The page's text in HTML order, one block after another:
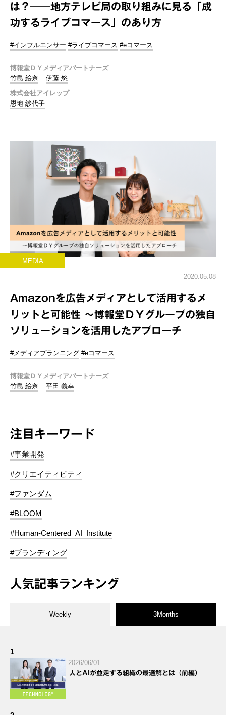
は？──地方テレビ局の取り組みに見る「成
功するライブコマース」のあり方
#インフルエンサー #ライブコマース #eコマース
博報堂ＤＹメディアパートナーズ
竹島 絵奈
伊藤 悠
株式会社アイレップ
恩地 紗代子
MEDIA
2020.05.08
Amazonを広告メディアとして活用するメ
リットと可能性 ～博報堂ＤＹグループの独自
ソリューションを活用したアプローチ
#メディアプランニング #eコマース
博報堂ＤＹメディアパートナーズ
竹島 絵奈
平田 義幸
注目キーワード
#事業開発
#クリエイティビティ
#ファンダム
#BLOOM
#Human-Centered_AI_Institute
#ブランディング
人気記事ランキング
Weekly 3Months
1
2026/06/01
人とAIが並走する組織の最適解とは（前編）